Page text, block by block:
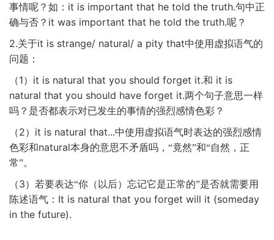
事情呢？如： it is important that he told the truth.句中正
确与否？ it was important that he told the truth.呢？
2.关于it is strange/ natural/ a pity that中使用虚拟语气的
问题：
（1） it is natural that you should forget it.和 it is
natural that you should have forget it.两个句子意思一样
吗？是否都表示对已发生的事情的强烈感情色彩？
（2） it is natural that...中使用虚拟语气时表达的强烈感情
色彩和natural本身的意思不矛盾吗，“竟然”和“自然，正
常”。
（3）若要表达“你（以后）忘记它是正常的”是否就需要用
陈述语气： It is natural that you forget will it (someday
in the future).